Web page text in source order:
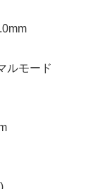
ルモード